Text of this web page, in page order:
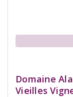
Domaine
Vieilles